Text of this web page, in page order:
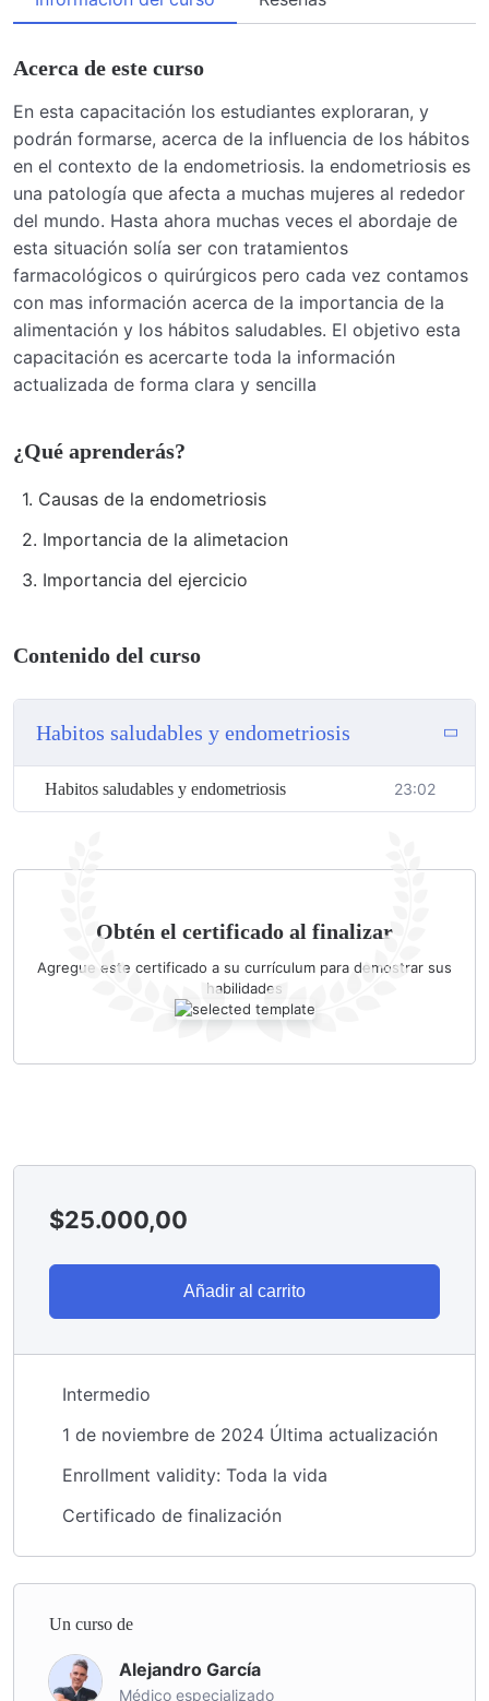
Acerca de este curso
En esta capacitación los estudiantes exploraran, y
podrán formarse, acerca de la influencia de los hábitos
en el contexto de la endometriosis. la endometriosis es
una patología que afecta a muchas mujeres al rededor
del mundo. Hasta ahora muchas veces el abordaje de
esta situación solía ser con tratamientos
farmacológicos o quirúrgicos pero cada vez contamos
con mas información acerca de la importancia de la
alimentación y los hábitos saludables. El objetivo esta
capacitación es acercarte toda la información
actualizada de forma clara y sencilla
¿Qué aprenderás?
1. Causas de la endometriosis
2. Importancia de la alimetacion
3. Importancia del ejercicio
Contenido del curso
Habitos saludables y endometriosis
Habitos saludables y endometriosis 23:02
Obtén el certificado al finalizar
Agregue este certificado a su currículum para demostrar sus
habilidades
$25.000,00
Añadir al carrito
Intermedio
1 de noviembre de 2024 Última actualización
Enrollment validity: Toda la vida
Certificado de finalización
Un curso de
Alejandro García
Médico especializado